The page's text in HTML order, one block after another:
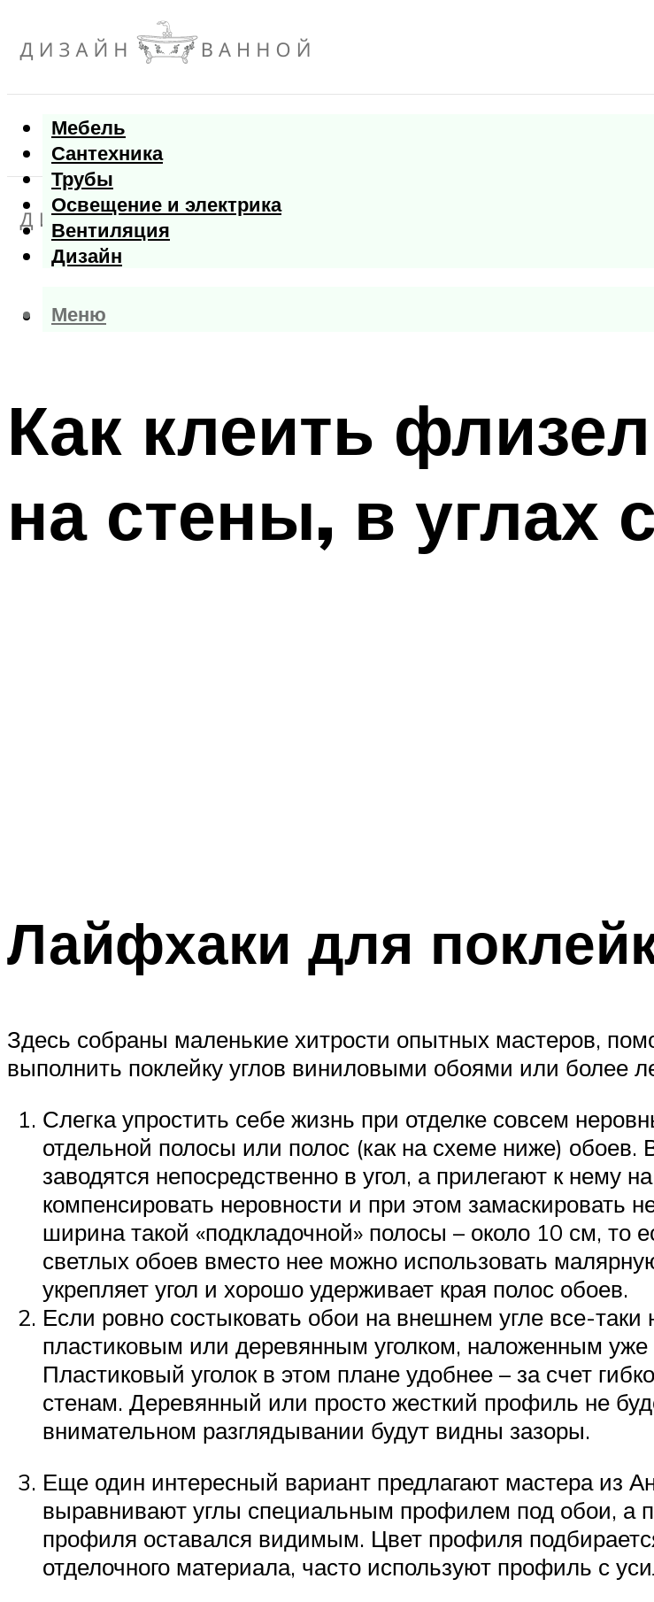
Мебель
Сантехника
Трубы
Освещение и электрика
Вентиляция
Дизайн
Меню
Меню
Как клеить
на стены, в углах
Лайфхаки для
Здесь собраны маленькие хитрости опытных мастеров,
выполнить поклейку углов виниловыми обоями или более
Слегка упростить себе жизнь при отделке совсем
отдельной полосы или полос (как на схеме ниже)
заводятся непосредственно в угол, а прилегают к нему
компенсировать неровности и при этом
ширина такой «подкладочной» полосы – около 10 см, то
светлых обоев вместо нее можно использовать
укрепляет угол и хорошо удерживает края полос обоев.
Если ровно состыковать обои на внешнем угле все-
пластиковым или деревянным уголком, наложенным
Пластиковый уголок в этом плане удобнее – за счет
стенам. Деревянный или просто жесткий профиль не
внимательном разглядывании будут видны зазоры.
Еще один интересный вариант предлагают мастера из
выравнивают углы специальным профилем под обои, а
профиля оставался видимым. Цвет профиля
отделочного материала, часто используют профиль с